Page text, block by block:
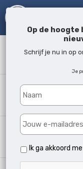
Waar?
Alle locaties
Woningtype
Alle soorten
Op de
Schrijf je nu in op
Je
Ik ga akkoord